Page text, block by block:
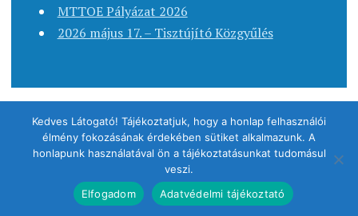
MTTOE Pályázat 2026
2026 május 17. – Tisztújító Közgyűlés
Copyright © 2020. MTTOE - Minden jog fenntartva.
Sablon: Apostrophe Szerző:antsan.
Kedves Látogató! Tájékoztatjuk, hogy a honlap felhasználói
élmény fokozásának érdekében sütiket alkalmazunk. A
honlapunk használatával ön a tájékoztatásunkat tudomásul
veszi.
Elfogadom
Adatvédelmi tájékoztató